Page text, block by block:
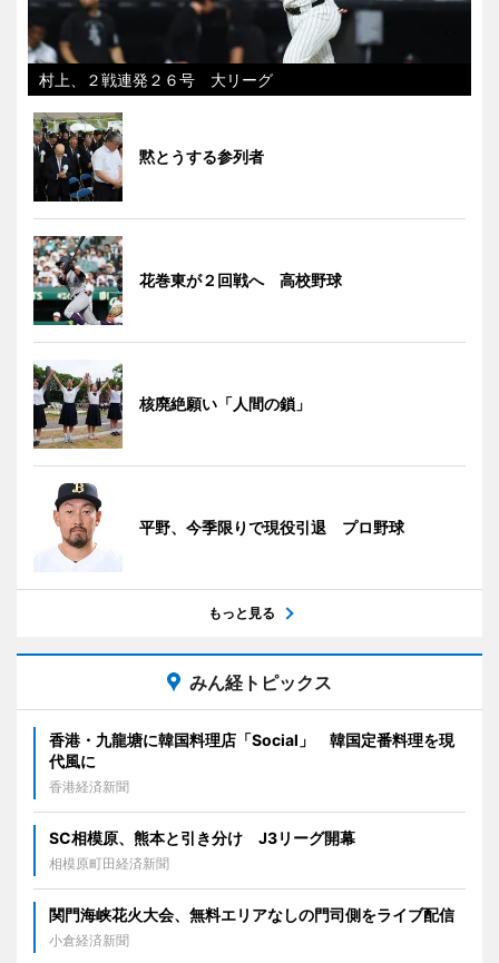
村上、２戦連発２６号 大リーグ
黙とうする参列者
花巻東が２回戦へ 高校野球
核廃絶願い「人間の鎖」
平野、今季限りで現役引退 プロ野球
もっと見る
みん経トピックス
香港・九龍塘に韓国料理店「Social」 韓国定番料理を現
代風に
香港経済新聞
SC相模原、熊本と引き分け J3リーグ開幕
相模原町田経済新聞
関門海峡花火大会、無料エリアなしの門司側をライブ配信
小倉経済新聞